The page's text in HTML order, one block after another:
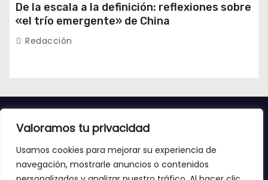
Valoramos tu privacidad
Usamos cookies para mejorar su experiencia de
navegación, mostrarle anuncios o contenidos
De la escala a la definición: reflexiones sobre
«el trío emergente» de China
Redacción